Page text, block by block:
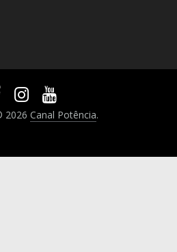
2026 Canal Potência.